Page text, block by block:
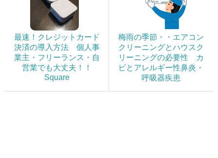
最速！クレジットカード
決済の導入方法 個人事
業主・フリーランス・自
営業でも大丈夫！！
Square
梅雨の季節・・エアコン
クリーニングとハウスク
リーニングの必要性 カ
ビとアレルギー性鼻炎・
呼吸器疾患